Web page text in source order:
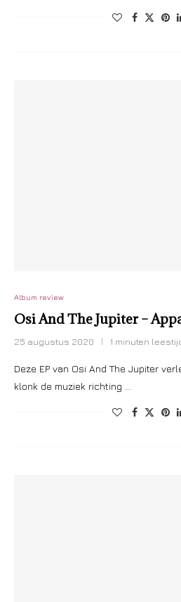
Album review
Osi And The Jupiter –
25 augustus 2020 1 minuten
Deze EP van Osi And The Jupiter
klonk de muziek richting …